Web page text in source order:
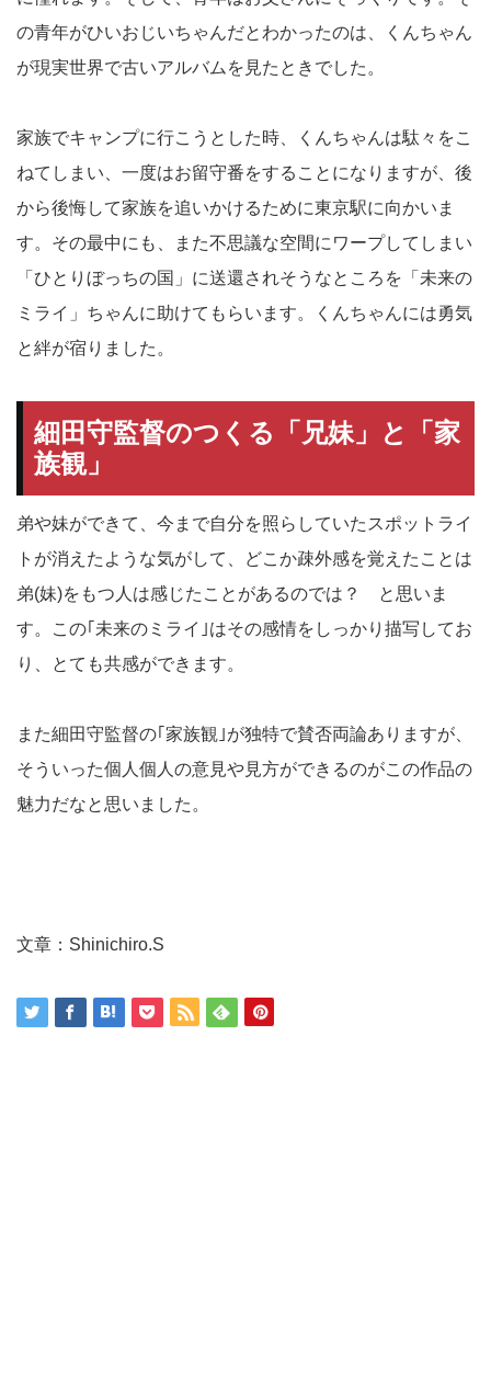
の青年がひいおじいちゃんだとわかったのは、くんちゃん
が現実世界で古いアルバムを見たときでした。
家族でキャンプに行こうとした時、くんちゃんは駄々をこ
ねてしまい、一度はお留守番をすることになりますが、後
から後悔して家族を追いかけるために東京駅に向かいま
す。その最中にも、また不思議な空間にワープしてしまい
「ひとりぼっちの国」に送還されそうなところを「未来の
ミライ」ちゃんに助けてもらいます。くんちゃんには勇気
と絆が宿りました。
細田守監督のつくる「兄妹」と「家
族観」
弟や妹ができて、今まで自分を照らしていたスポットライ
トが消えたような気がして、どこか疎外感を覚えたことは
弟(妹)をもつ人は感じたことがあるのでは？ と思いま
す。この｢未来のミライ｣はその感情をしっかり描写してお
り、とても共感ができます。
また細田守監督の｢家族観｣が独特で賛否両論ありますが、
そういった個人個人の意見や見方ができるのがこの作品の
魅力だなと思いました。
文章：Shinichiro.S